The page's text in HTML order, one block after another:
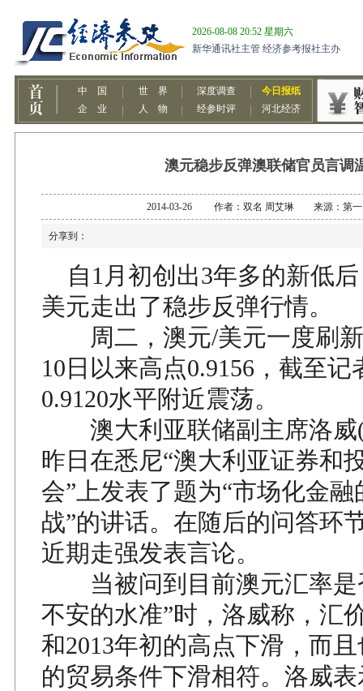
澳元稳步反弹澳联储官员言调
2014-03-26 作者：双名 周艾琳 来源：第一
分享到：
自1月初创出3年多的新低
美元走出了稳步反弹行情。
周二，澳元/美元一度刷新
10日以来高点0.9156，截至记
0.9120水平附近震荡。
澳大利亚联储副主席洛威
昨日在悉尼“澳大利亚证券和
会”上发表了题为“市场化金
战”的讲话。在随后的问答环
近期走强发表言论。
当被问到目前澳元汇率是
不安的水准”时，洛威称，汇
和2013年初的高点下滑，而
的贸易条件下滑相符。洛威